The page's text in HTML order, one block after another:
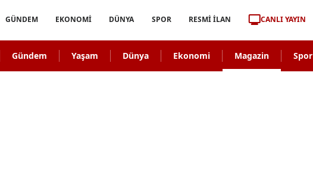
GÜNDEM EKONOMİ DÜNYA SPOR RESMİ İLAN CANLI YAYIN
Gündem Yaşam Dünya Ekonomi Magazin Spor